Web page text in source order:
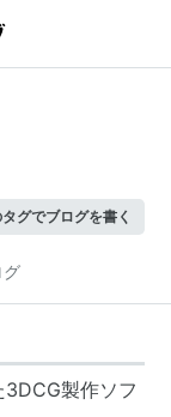
グでブログを書く
グ
製作ソフ